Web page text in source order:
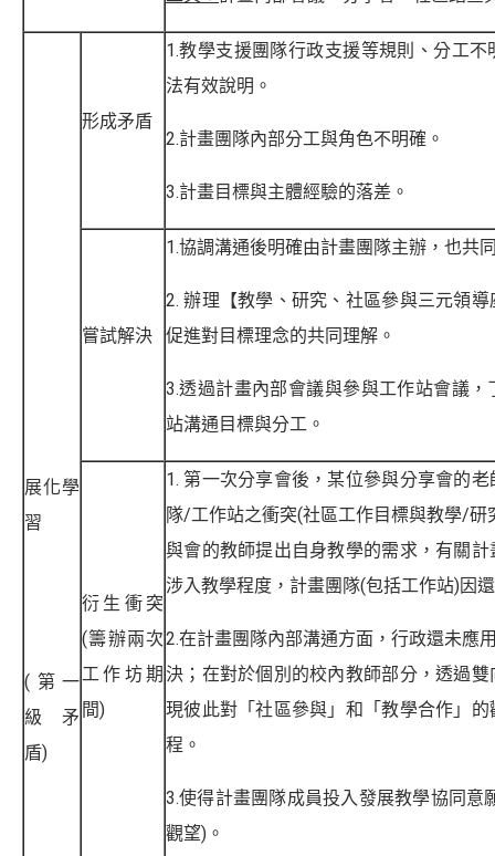
展化學
習
(第一
級矛
盾)
形成矛盾
1.教學支援團隊行政支援等規則、分工
法有效說明。
2.計畫團隊內部分工與角色不明確。
3.計畫目標與主體經驗的落差。
嘗試解決
1.協調溝通後明確由計畫團隊主辦，也共
2. 辦理【教學、研究、社區參與三元領
促進對目標理念的共同理解。
3.透過計畫內部會議與參與工作站會議
站溝通目標與分工。
衍生衝突
(籌辦兩次
工作坊期
間)
1. 第一次分享會後，某位參與分享會的
隊/工作站之衝突(社區工作目標與教學/研
與會的教師提出自身教學的需求，有關
涉入教學程度，計畫團隊(包括工作站)因
2.在計畫團隊內部溝通方面，行政還未應
決；在對於個別的校內教師部分，透過
現彼此對「社區參與」和「教學合作」
程。
3.使得計畫團隊成員投入發展教學協同意
觀望)。